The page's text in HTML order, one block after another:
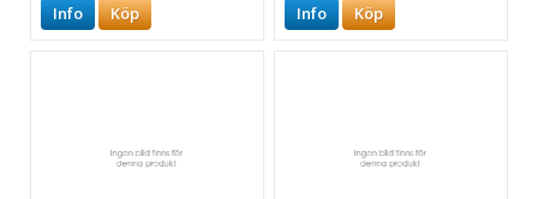
Info Köp Info Köp